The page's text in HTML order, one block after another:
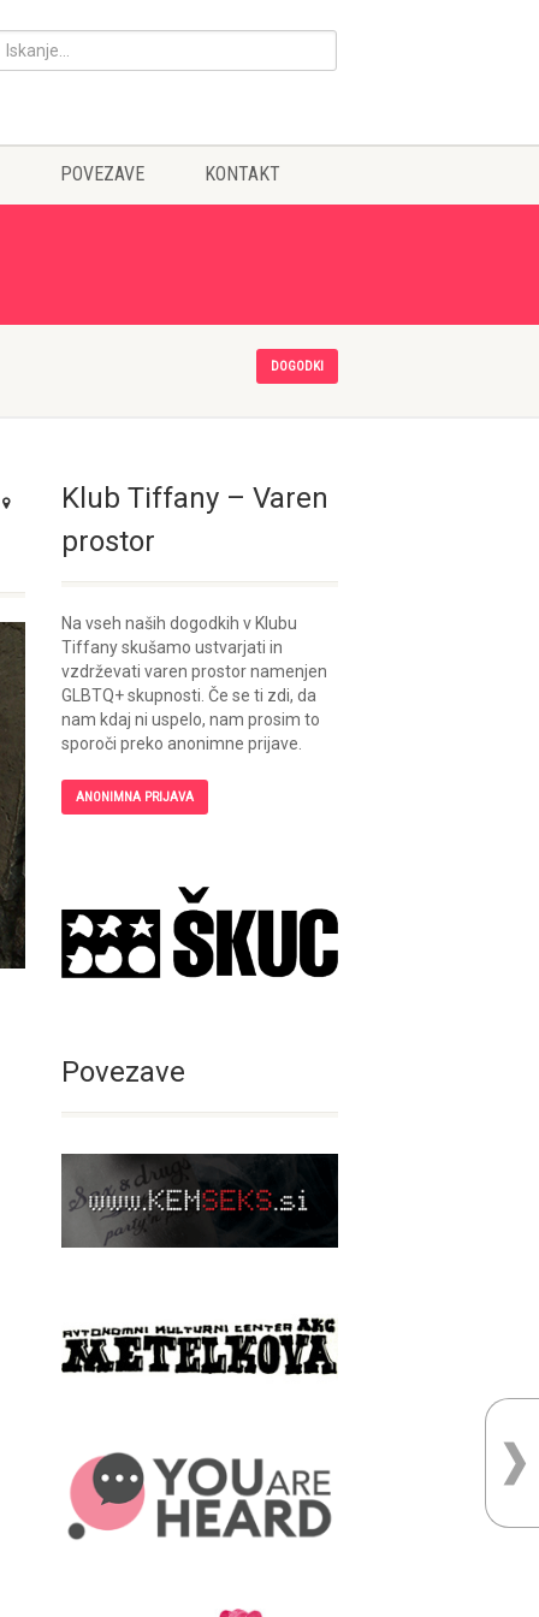
POVEZAVE KONTAKT
DOGODKI
Klub Tiffany – Varen
prostor
Na vseh naših dogodkih v Klubu
Tiffany skušamo ustvarjati in
vzdrževati varen prostor namenjen
GLBTQ+ skupnosti. Če se ti zdi, da
nam kdaj ni uspelo, nam prosim to
sporoči preko anonimne prijave.
ANONIMNA PRIJAVA
Povezave